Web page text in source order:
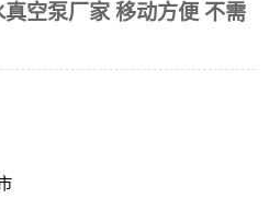
空泵厂家 移动方便 不需